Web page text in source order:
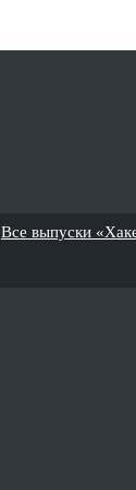
Все выпуски